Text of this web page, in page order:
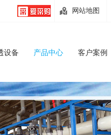
网站地图
设备 产品中心 客户案例